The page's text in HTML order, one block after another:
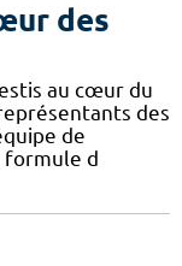
des
au cœur du
des
de
formule d